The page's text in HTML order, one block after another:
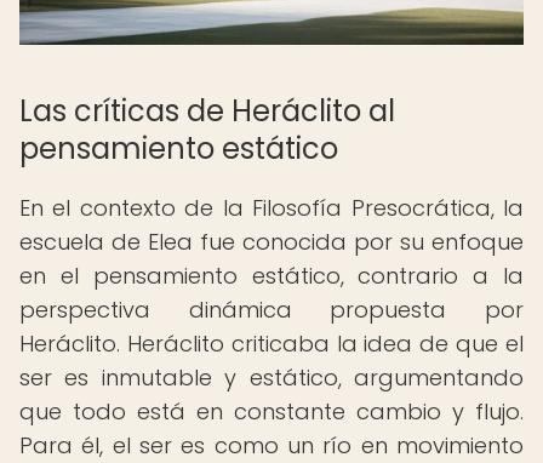
Las críticas de Heráclito al
pensamiento estático
En el contexto de la Filosofía Presocrática, la
escuela de Elea fue conocida por su enfoque
en el pensamiento estático, contrario a la
perspectiva dinámica propuesta por
Heráclito. Heráclito criticaba la idea de que el
ser es inmutable y estático, argumentando
que todo está en constante cambio y flujo.
Para él, el ser es como un río en movimiento